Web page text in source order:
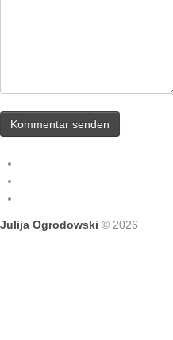
Julija Ogrodowski © 2026